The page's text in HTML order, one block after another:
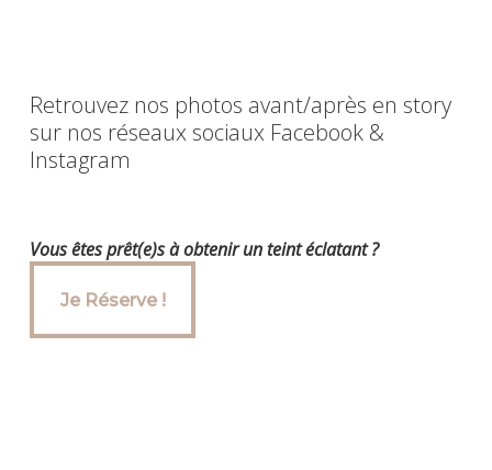
Retrouvez nos photos avant/après en story
sur nos réseaux sociaux Facebook &
Instagram
Vous êtes prêt(e)s à obtenir un teint éclatant ?
Je Réserve !
Je Réserve !